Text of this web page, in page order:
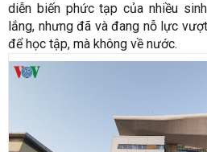
diễn biến phức tạp củanhiều
lắng, nhưng đã và đang nỗ lực
để học tập, mà không về nước.